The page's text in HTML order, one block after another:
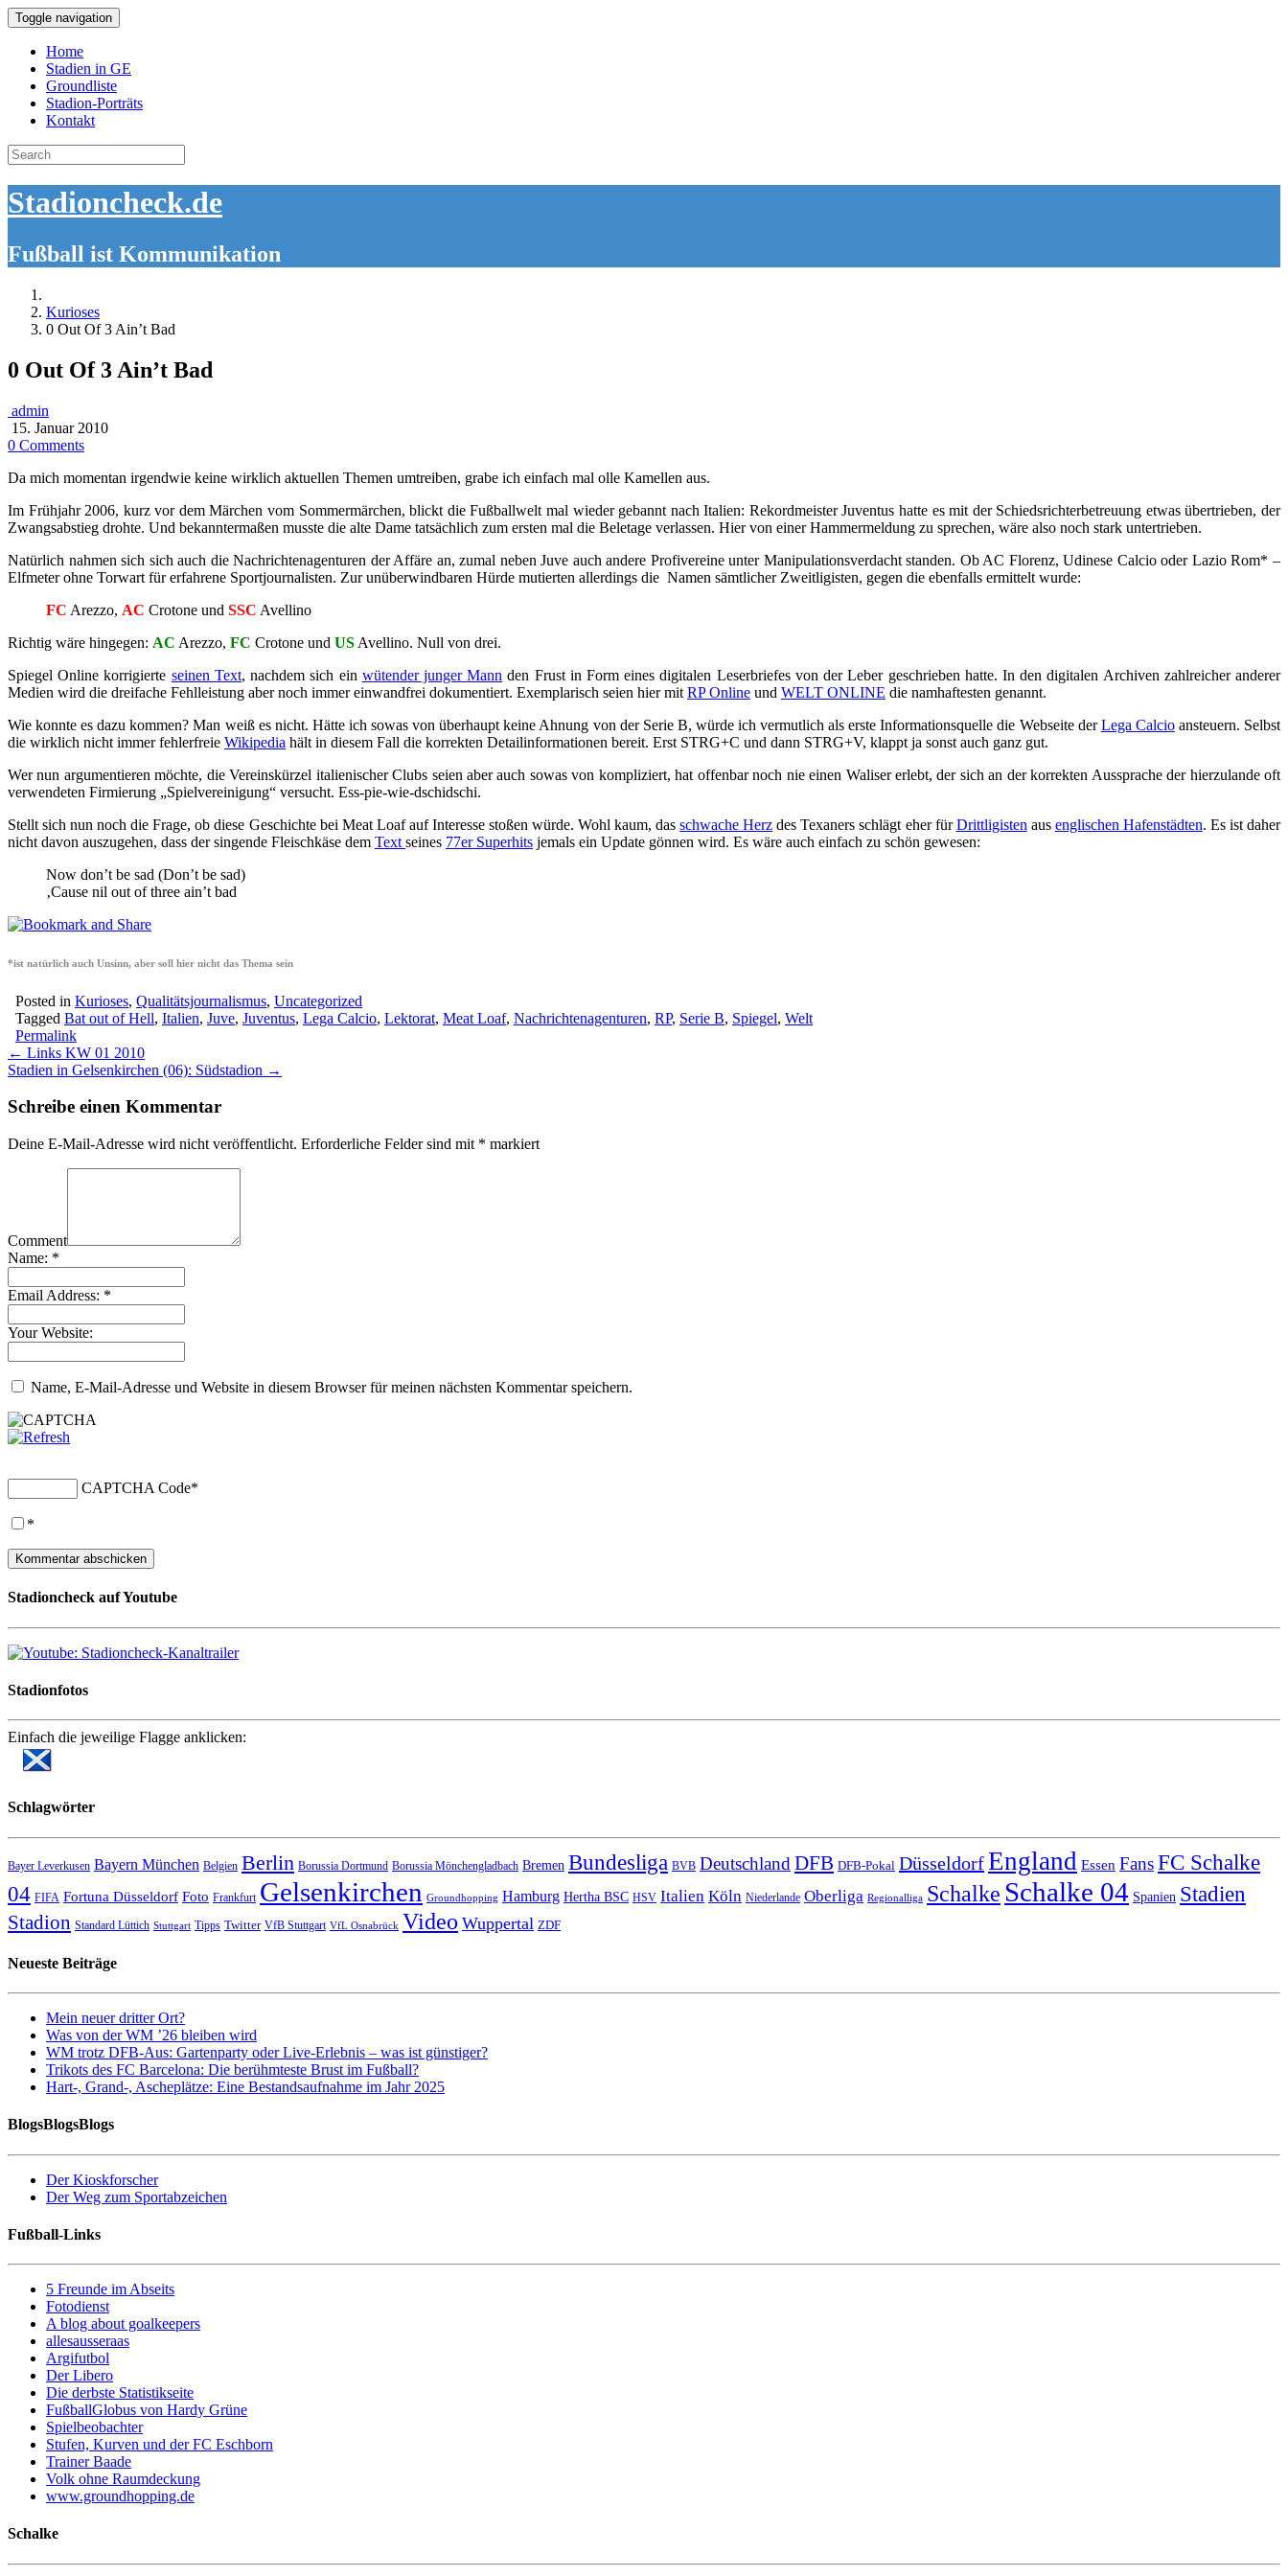
Toggle navigation
Home
Stadien in GE
Groundliste
Stadion-Porträts
Kontakt
Search
for:
Stadioncheck.de
Fußball ist Kommunikation
Kurioses
0 Out Of 3 Ain’t Bad
0 Out Of 3 Ain’t Bad
admin
15. Januar 2010
0 Comments
Da mich momentan irgendwie keine wirklich aktuellen Themen umtreiben, grabe ich einfach mal olle Kamellen aus.
Im Frühjahr 2006, kurz vor dem Märchen vom Sommermärchen, blickt die Fußballwelt mal wieder gebannt nach Italien: Rekordmeister Juventus hatte es mit der Schiedsrichterbetreuung etwas übertrieben, der
Zwangsabstieg drohte. Und bekanntermaßen musste die alte Dame tatsächlich zum ersten mal die Beletage verlassen. Hier von einer Hammermeldung zu sprechen, wäre also noch stark untertrieben.
Natürlich nahmen sich sich auch die Nachrichtenagenturen der Affäre an, zumal neben Juve auch andere Profivereine unter Manipulationsverdacht standen. Ob AC Florenz, Udinese Calcio oder Lazio Rom* –
Elfmeter ohne Torwart für erfahrene Sportjournalisten. Zur unüberwindbaren Hürde mutierten allerdings die Namen sämtlicher Zweitligisten, gegen die ebenfalls ermittelt wurde:
FC Arezzo, AC Crotone und SSC Avellino
Richtig wäre hingegen: AC Arezzo, FC Crotone und US Avellino. Null von drei.
Spiegel Online korrigierte seinen Text, nachdem sich ein wütender junger Mann den Frust in Form eines digitalen Leserbriefes von der Leber geschrieben hatte. In den digitalen Archiven zahlreicher anderer
Medien wird die dreifache Fehlleistung aber noch immer einwandfrei dokumentiert. Exemplarisch seien hier mit RP Online und WELT ONLINE die namhaftesten genannt.
Wie konnte es dazu kommen? Man weiß es nicht. Hätte ich sowas von überhaupt keine Ahnung von der Serie B, würde ich vermutlich als erste Informationsquelle die Webseite derLega Calcioansteuern. Selbst
die wirklich nicht immer fehlerfreie Wikipedia hält in diesem Fall die korrekten Detailinformationen bereit. Erst STRG+C und dann STRG+V, klappt ja sonst auch ganz gut.
Wer nun argumentieren möchte, die Vereinskürzel italienischer Clubs seien aber auch sowas von kompliziert, hat offenbar noch nie einen Waliser erlebt, der sich an der korrekten Aussprache der hierzulande oft
verwendeten Firmierung „Spielvereinigung“ versucht. Ess-pie-wie-dschidschi.
Stellt sich nun noch die Frage, ob diese Geschichte bei Meat Loaf auf Interesse stoßen würde. Wohl kaum, dasschwache Herz des Texaners schlägt eher fürDrittligisten aus englischen Hafenstädten. Es ist daher
nicht davon auszugehen, dass der singende Fleischkäse dem Text seines 77er Superhits jemals ein Update gönnen wird. Es wäre auch einfach zu schön gewesen:
Now don’t be sad (Don’t be sad)
‚Cause nil out of three ain’t bad
*ist natürlich auch Unsinn, aber soll hier nicht das Thema sein
Posted in Kurioses, Qualitätsjournalismus, Uncategorized
Tagged Bat out of Hell, Italien, Juve, Juventus, Lega Calcio, Lektorat, Meat Loaf, Nachrichtenagenturen, RP, Serie B, Spiegel, Welt
Permalink
Post
navigation
← Links KW 01 2010
Stadien in Gelsenkirchen (06): Südstadion →
Schreibe einen Kommentar
Deine E-Mail-Adresse wird nicht veröffentlicht. Erforderliche Felder sind mit * markiert
Comment
Name: *
Email Address: *
Your Website:
Name, E-Mail-Adresse und Website in diesem Browser für meinen nächsten Kommentar speichern.
CAPTCHA Code*
*
Stadioncheck auf Youtube
Stadionfotos
Einfach die jeweilige Flagge anklicken:
Schlagwörter
Bayer Leverkusen Bayern München Belgien Berlin Borussia Dortmund Borussia Mönchengladbach Bremen Bundesliga BVB Deutschland DFB DFB-Pokal DüsseldorfEngland Essen FansFC Schalke
04 FIFA Fortuna Düsseldorf Foto Frankfurt Gelsenkirchen Groundhopping Hamburg Hertha BSC HSV Italien Köln Niederlande Oberliga Regionalliga Schalke Schalke 04 Spanien Stadien
Stadion Standard Lüttich Stuttgart Tipps Twitter VfB Stuttgart VfL Osnabrück Video Wuppertal ZDF
Neueste Beiträge
Mein neuer dritter Ort?
Was von der WM ’26 bleiben wird
WM trotz DFB-Aus: Gartenparty oder Live-Erlebnis – was ist günstiger?
Trikots des FC Barcelona: Die berühmteste Brust im Fußball?
Hart-, Grand-, Ascheplätze: Eine Bestandsaufnahme im Jahr 2025
BlogsBlogsBlogs
Der Kioskforscher
Der Weg zum Sportabzeichen
Fußball-Links
5 Freunde im Abseits
Fotodienst
A blog about goalkeepers
allesausseraas
Argifutbol
Der Libero
Die derbste Statistikseite
FußballGlobus von Hardy Grüne
Spielbeobachter
Stufen, Kurven und der FC Eschborn
Trainer Baade
Volk ohne Raumdeckung
www.groundhopping.de
Schalke